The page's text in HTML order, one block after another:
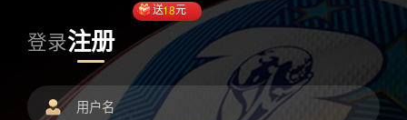
登录注册
送18元